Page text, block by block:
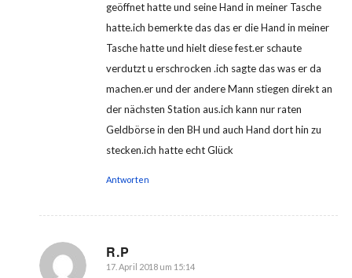
geöffnet hatte und seine Hand in meiner Tasche
hatte.ich bemerkte das das er die Hand in meiner
Tasche hatte und hielt diese fest.er schaute
verdutzt u erschrocken .ich sagte das was er da
machen.er und der andere Mann stiegen direkt an
der nächsten Station aus.ich kann nur raten
Geldbörse in den BH und auch Hand dort hin zu
stecken.ich hatte echt Glück
Antworten
R.P
sagte:
17. April 2018 um 15:14